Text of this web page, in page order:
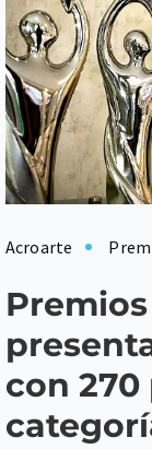
Acroarte
con